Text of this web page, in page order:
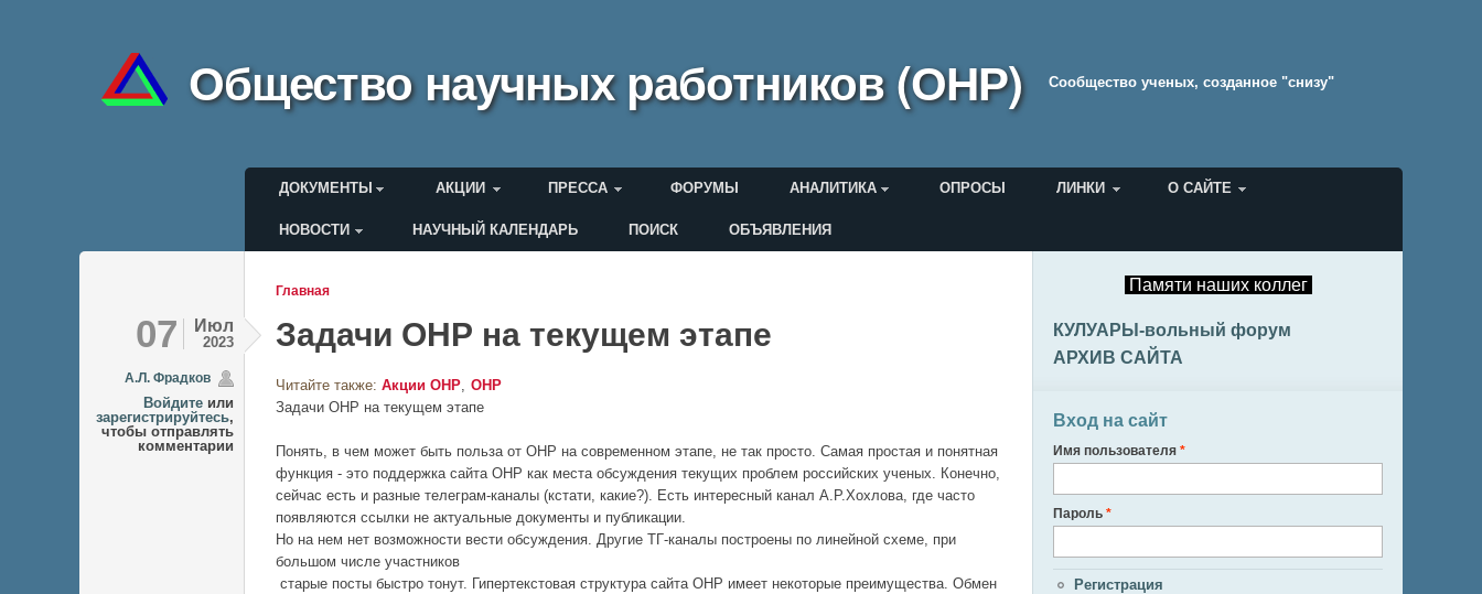
Общество научных работников (ОНР) Cообщество ученых, созданное "снизу"
Главное меню
ДОКУМЕНТЫ АКЦИИ ПРЕССА ФОРУМЫ АНАЛИТИКА ОПРОСЫ ЛИНКИ О САЙТЕ
Меню пользователя
НОВОСТИ НАУЧНЫЙ КАЛЕНДАРЬ ПОИСК ОБЪЯВЛЕНИЯ
Вы здесь
Главная
07 Июл
2023
А.Л. Фрадков
Войдите или
зарегистрируйтесь,
чтобы отправлять
комментарии
Задачи ОНР на текущем этапе
Читайте также: Акции ОНР ОНР
Задачи ОНР на текущем этапе
Понять, в чем может быть польза от ОНР на современном этапе, не так просто. Самая простая и понятная
функция - это поддержка сайта ОНР как места обсуждения текущих проблем российских ученых. Конечно,
сейчас есть и разные телеграм-каналы (кстати, какие?). Есть интересный канал А.Р.Хохлова, где часто
появляются ссылки не актуальные документы и публикации.
Но на нем нет возможности вести обсуждения. Другие ТГ-каналы построены по линейной схеме, при
большом числе участников
старые посты быстро тонут. Гипертекстовая структура сайта ОНР имеет некоторые преимущества. Обмен
Памяти наших коллег
КУЛУАРЫ-вольный форум
АРХИВ САЙТА
Вход на сайт
Имя пользователя *
Пароль *
Регистрация